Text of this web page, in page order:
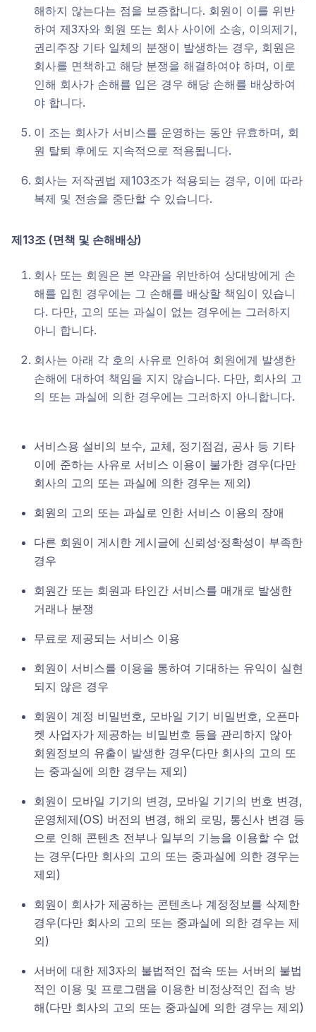
해하지 않는다는 점을 보증합니다. 회원이 이를 위반
하여 제3자와 회원 또는 회사 사이에 소송, 이의제기,
권리주장 기타 일체의 분쟁이 발생하는 경우, 회원은
회사를 면책하고 해당 분쟁을 해결하여야 하며, 이로
인해 회사가 손해를 입은 경우 해당 손해를 배상하여
야 합니다.
이 조는 회사가 서비스를 운영하는 동안 유효하며, 회
원 탈퇴 후에도 지속적으로 적용됩니다.
회사는 저작권법 제103조가 적용되는 경우, 이에 따라
복제 및 전송을 중단할 수 있습니다.
제13조 (면책 및 손해배상)
회사 또는 회원은 본 약관을 위반하여 상대방에게 손
해를 입힌 경우에는 그 손해를 배상할 책임이 있습니
다. 다만, 고의 또는 과실이 없는 경우에는 그러하지
아니 합니다.
회사는 아래 각 호의 사유로 인하여 회원에게 발생한
손해에 대하여 책임을 지지 않습니다. 다만, 회사의 고
의 또는 과실에 의한 경우에는 그러하지 아니합니다.
서비스용 설비의 보수, 교체, 정기점검, 공사 등 기타
이에 준하는 사유로 서비스 이용이 불가한 경우(다만
회사의 고의 또는 과실에 의한 경우는 제외)
회원의 고의 또는 과실로 인한 서비스 이용의 장애
다른 회원이 게시한 게시글에 신뢰성·정확성이 부족한
경우
회원간 또는 회원과 타인간 서비스를 매개로 발생한
거래나 분쟁
무료로 제공되는 서비스 이용
회원이 서비스를 이용을 통하여 기대하는 유익이 실현
되지 않은 경우
회원이 계정 비밀번호, 모바일 기기 비밀번호, 오픈마
켓 사업자가 제공하는 비밀번호 등을 관리하지 않아
회원정보의 유출이 발생한 경우(다만 회사의 고의 또
는 중과실에 의한 경우는 제외)
회원이 모바일 기기의 변경, 모바일 기기의 번호 변경,
운영체제(OS) 버전의 변경, 해외 로밍, 통신사 변경 등
으로 인해 콘텐츠 전부나 일부의 기능을 이용할 수 없
는 경우(다만 회사의 고의 또는 중과실에 의한 경우는
제외)
회원이 회사가 제공하는 콘텐츠나 계정정보를 삭제한
경우(다만 회사의 고의 또는 중과실에 의한 경우는 제
외)
서버에 대한 제3자의 불법적인 접속 또는 서버의 불법
적인 이용 및 프로그램을 이용한 비정상적인 접속 방
해(다만 회사의 고의 또는 중과실에 의한 경우는 제외)